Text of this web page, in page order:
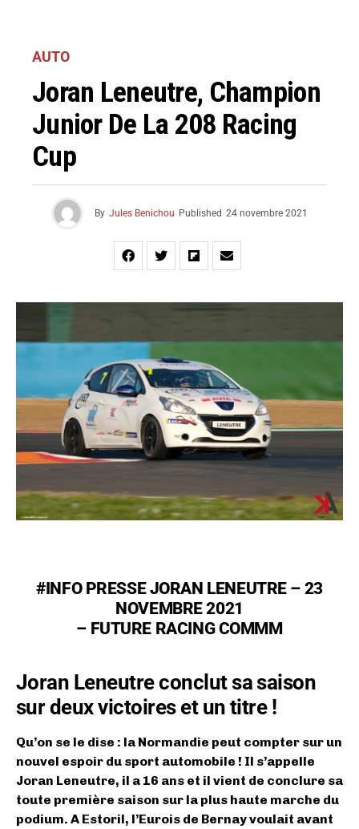
AUTO
Joran Leneutre, Champion
Junior De La 208 Racing
Cup
By Jules Benichou Published 24 novembre 2021
#INFO PRESSE JORAN LENEUTRE – 23
NOVEMBRE 2021
– FUTURE RACING COMMM
Joran Leneutre conclut sa saison
sur deux victoires et un titre !
Qu’on se le dise : la Normandie peut compter sur un
nouvel espoir du sport automobile ! Il s’appelle
Joran Leneutre, il a 16 ans et il vient de conclure sa
toute première saison sur la plus haute marche du
podium. A Estoril, l’Eurois de Bernay voulait avant